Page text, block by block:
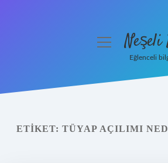
Yasal Uyarı
menüyüNeşeli
Eğlenceli
ETIKET: TÜYAP AÇILIMI